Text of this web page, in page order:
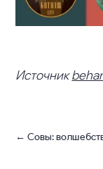
Источник
←Совы: